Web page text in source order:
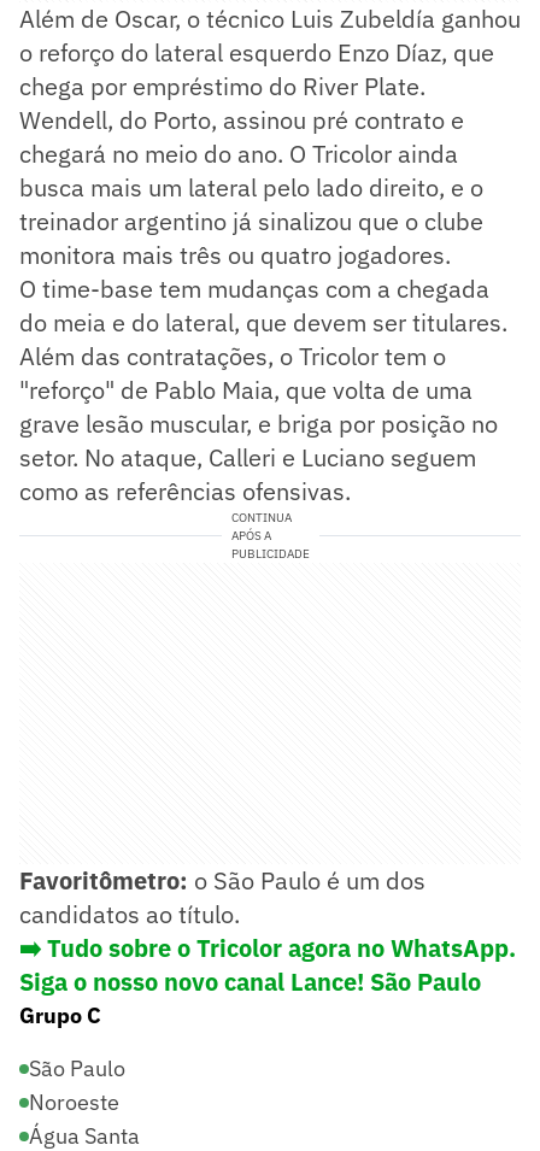
Além de Oscar, o técnico Luis Zubeldía ganhou
o reforço do lateral esquerdo Enzo Díaz, que
chega por empréstimo do River Plate.
Wendell, do Porto, assinou pré contrato e
chegará no meio do ano. O Tricolor ainda
busca mais um lateral pelo lado direito, e o
treinador argentino já sinalizou que o clube
monitora mais três ou quatro jogadores.
O time-base tem mudanças com a chegada
do meia e do lateral, que devem ser titulares.
Além das contratações, o Tricolor tem o
"reforço" de Pablo Maia, que volta de uma
grave lesão muscular, e briga por posição no
setor. No ataque, Calleri e Luciano seguem
como as referências ofensivas.
CONTINUA
APÓS A
PUBLICIDADE
Favoritômetro: o São Paulo é um dos
candidatos ao título.
➡️ Tudo sobre o Tricolor agora no WhatsApp.
Siga o nosso novo canal Lance! São Paulo
Grupo C
São Paulo
Noroeste
Água Santa